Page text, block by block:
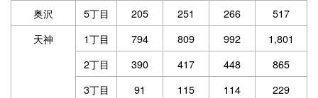
奥沢
5丁目 205 251 266
517
天神
1丁目 794 809 992
1,801
2丁目
390 417 448
865
3丁目
91 115 114
229